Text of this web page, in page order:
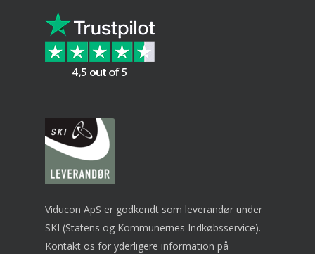
Viducon ApS er godkendt som leverandør under
SKI (Statens og Kommunernes Indkøbsservice).
Kontakt os for yderligere information på